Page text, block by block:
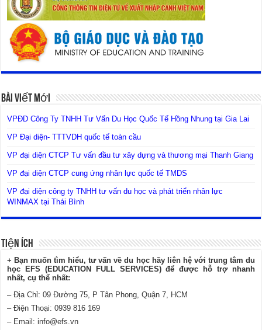
Bài Viết Mới
VPĐD Công Ty TNHH Tư Vấn Du Học Quốc Tế Hồng Nhung tại Gia Lai
VP Đại diện- TTTVDH quốc tế toàn cầu
VP đại diện CTCP Tư vấn đầu tư xây dựng và thương mại Thanh Giang
VP đại diện CTCP cung ứng nhân lực quốc tế TMDS
VP đại diện công ty TNHH tư vấn du học và phát triển nhân lực
WINMAX tại Thái Bình
Tiện Ích
+ Bạn muốn tìm hiểu, tư vấn về du học hãy liên hệ với trung tâm du
học EFS (EDUCATION FULL SERVICES) để được hỗ trợ nhanh
nhất, cụ thể nhất:
– Địa Chỉ: 09 Đường 75, P Tân Phong, Quận 7, HCM
– Điện Thoại: 0939 816 169
– Email:info@efs.vn